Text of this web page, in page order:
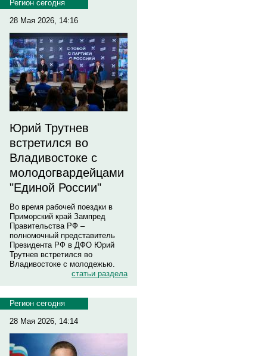
Регион сегодня
28 Мая 2026, 14:16
Юрий Трутнев
встретился во
Владивостоке с
молодогвардейцами
"Единой России"
Во время рабочей поездки в
Приморский край Зампред
Правительства РФ –
полномочный представитель
Президента РФ в ДФО Юрий
Трутнев встретился во
Владивостоке с молодежью.
статьи раздела
Регион сегодня
28 Мая 2026, 14:14